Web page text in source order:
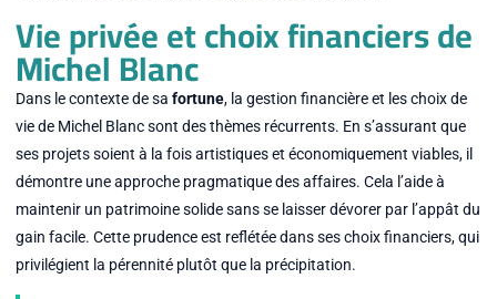
Vie privée et choix financiers de
Michel Blanc
Dans le contexte de sa fortune, la gestion financière et les choix de
vie de Michel Blanc sont des thèmes récurrents. En s’assurant que
ses projets soient à la fois artistiques et économiquement viables, il
démontre une approche pragmatique des affaires. Cela l’aide à
maintenir un patrimoine solide sans se laisser dévorer par l’appât du
gain facile. Cette prudence est reflétée dans ses choix financiers, qui
privilégient la pérennité plutôt que la précipitation.